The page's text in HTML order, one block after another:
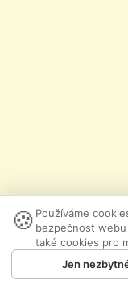
🍪 Používáme
bezpečnost
také cookies pro
Jen